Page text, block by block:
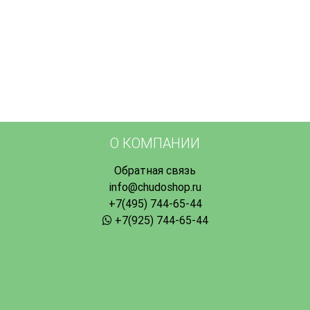
О КОМПАНИИ
Обратная связь
info@chudoshop.ru
+7(495) 744-65-44
+7(925) 744-65-44